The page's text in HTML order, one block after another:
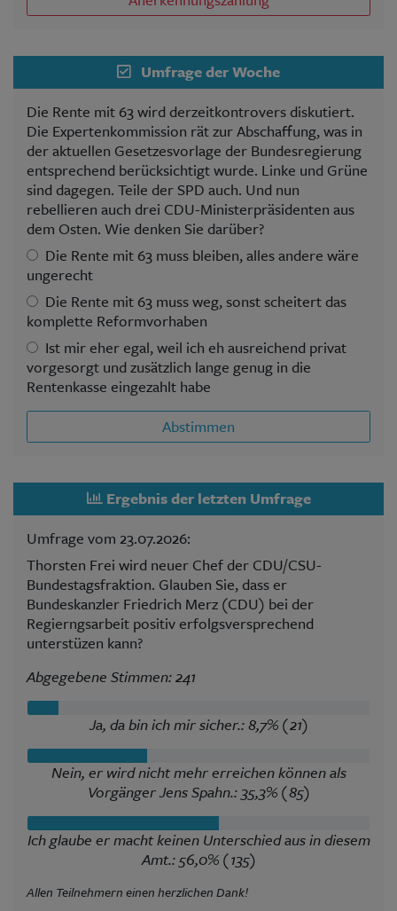
Umfrage der Woche
Die Rente mit 63 wird derzeitkontrovers diskutiert.
Die Expertenkommission rät zur Abschaffung, was in
der aktuellen Gesetzesvorlage der Bundesregierung
entsprechend berücksichtigt wurde. Linke und Grüne
sind dagegen. Teile der SPD auch. Und nun
rebellieren auch drei CDU-Ministerpräsidenten aus
dem Osten. Wie denken Sie darüber?
Die Rente mit 63 muss bleiben, alles andere wäre
ungerecht
Die Rente mit 63 muss weg, sonst scheitert das
komplette Reformvorhaben
Ist mir eher egal, weil ich eh ausreichend privat
vorgesorgt und zusätzlich lange genug in die
Rentenkasse eingezahlt habe
Abstimmen
Ergebnis der letzten Umfrage
Umfrage vom 23.07.2026:
Thorsten Frei wird neuer Chef der CDU/CSU-
Bundestagsfraktion. Glauben Sie, dass er
Bundeskanzler Friedrich Merz (CDU) bei der
Regierngsarbeit positiv erfolgsversprechend
unterstüzen kann?
Abgegebene Stimmen: 241
Ja, da bin ich mir sicher.: 8,7% (21)
Nein, er wird nicht mehr erreichen können als
Vorgänger Jens Spahn.: 35,3% (85)
Ich glaube er macht keinen Unterschied aus in diesem
Amt.: 56,0% (135)
Allen Teilnehmern einen herzlichen Dank!